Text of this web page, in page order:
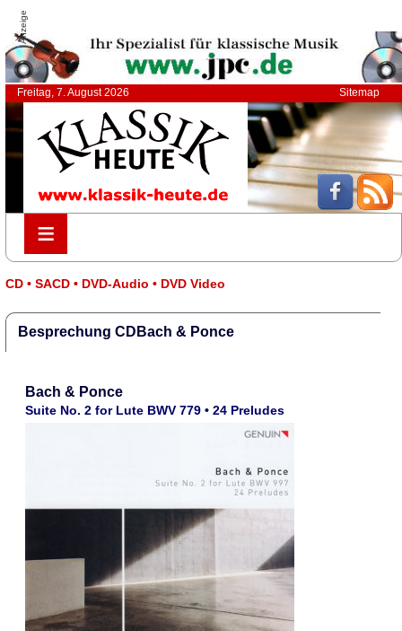
Anzeige
Freitag, 7. August 2026 Sitemap
≡
≡
CD • SACD • DVD-Audio • DVD Video
Besprechung CDBach & Ponce
Bach & Ponce
Suite No. 2 for Lute BWV 779 • 24 Preludes